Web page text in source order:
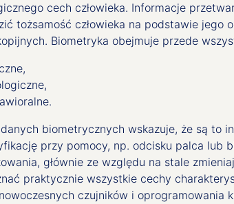
cech człowieka. Informacje
tożsamość człowieka na podstawie jego
Biometryka obejmuje przede
biometrycznych wskazuje, że są to
przy pomocy, np. odcisku palca lub
głównie ze względu na stale
praktycznie wszystkie cechy
czujników i oprogramowania